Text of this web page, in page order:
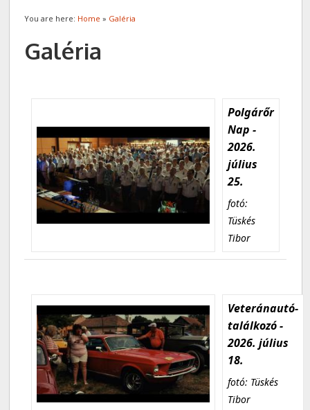
You are here: Home » Galéria
Galéria
Polgárőr
Nap -
2026.
július
25.
fotó:
Tüskés
Tibor
Veteránautó-
találkozó -
2026. július
18.
fotó: Tüskés
Tibor